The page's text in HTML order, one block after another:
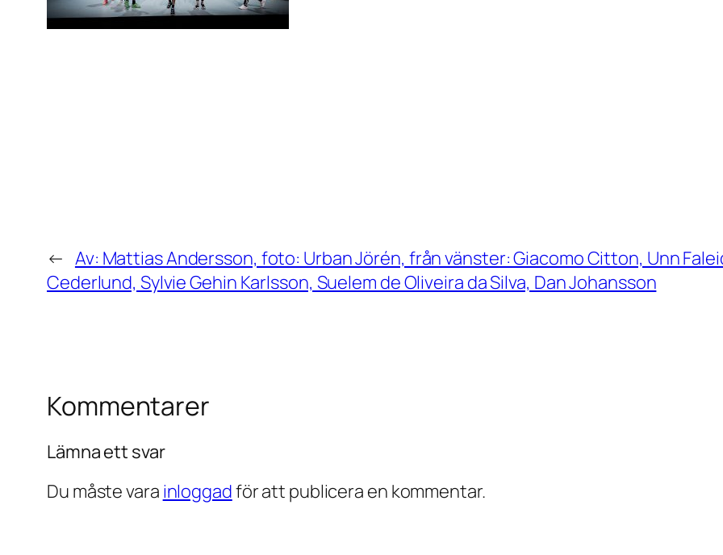
← Av: Mattias Andersson, foto: Urban Jörén, från vänster: Giacomo Citton, Unn
Cederlund, Sylvie Gehin Karlsson, Suelem de Oliveira da Silva, Dan Johansson
Kommentarer
Lämna ett svar
Du måste vara inloggadför att publicera en kommentar.